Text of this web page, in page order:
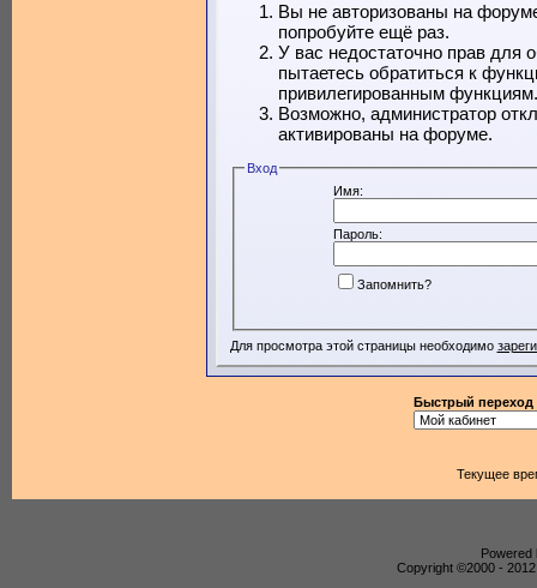
Вы не авторизованы на
попробуйте ещё раз.
У вас недостаточно прав для
пытаетесь обратиться к
привилегированным функциям.
Возможно, администратор
активированы на форуме.
Вход
Имя:
Пароль:
Запомнить?
Для просмотра этой страницы необходимо
Быстрый переход
Текущее
Powered
Copyright ©2000 -